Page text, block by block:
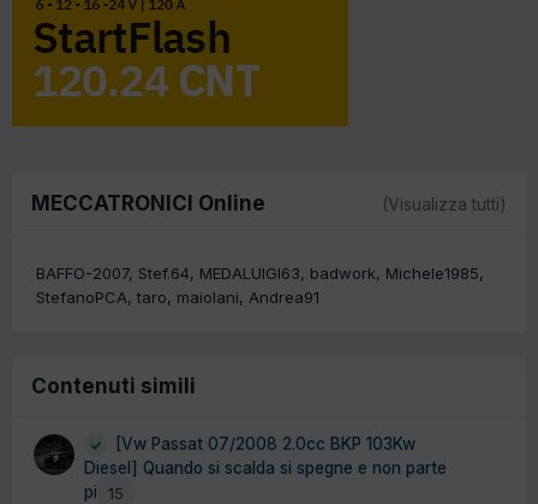
MECCATRONICI Online (Visualizza tutti)
BAFFO-2007 Stef.64 MEDALUIGI63 badwork
Michele1985
StefanoPCA taro maiolani Andrea91
Contenuti simili
15
[Vw Passat 07/2008 2.0cc BKP 103Kw
Diesel] Quando si scalda si spegne e non parte
più